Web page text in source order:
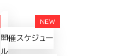
開催スケジュー
ル